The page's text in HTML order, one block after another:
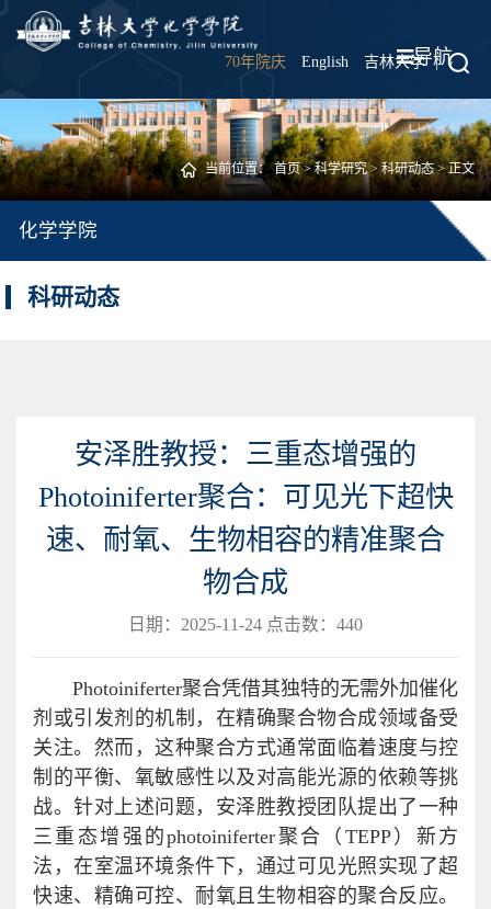
70年院庆 English 吉林大学 |
导航
当前位置：首页>科学研究>科研动态> 正文
化学学院
科研动态
安泽胜教授：三重态增强的
Photoiniferter聚合：可见光下超快
速、耐氧、生物相容的精准聚合
物合成
日期：2025-11-24 点击数： 440
Photoiniferter聚合凭借其独特的无需外加催化
剂或引发剂的机制，在精确聚合物合成领域备受
关注。然而，这种聚合方式通常面临着速度与控
制的平衡、氧敏感性以及对高能光源的依赖等挑
战。针对上述问题，安泽胜教授团队提出了一种
三重态增强的photoiniferter聚合（TEPP）新方
法，在室温环境条件下，通过可见光照实现了超
快速、精确可控、耐氧且生物相容的聚合反应。